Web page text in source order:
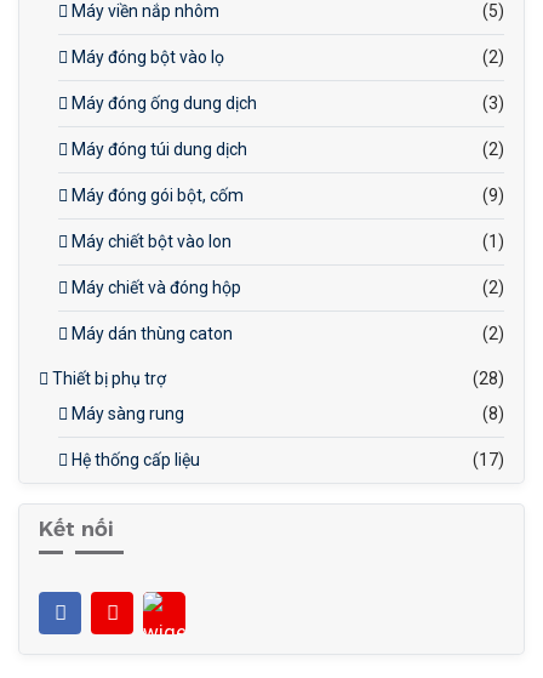
Máy viền nắp nhôm (5)
Máy đóng bột vào lọ (2)
Máy đóng ống dung dịch (3)
Máy đóng túi dung dịch (2)
Máy đóng gói bột, cốm (9)
Máy chiết bột vào lon (1)
Máy chiết và đóng hộp (2)
Máy dán thùng caton (2)
Thiết bị phụ trợ
(28)
Máy sàng rung
(8)
Hệ thống cấp liệu (17)
Kết nối